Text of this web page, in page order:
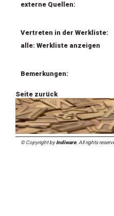
externe Quellen:
Vertreten in der Werkliste:
alle: Werkliste anzeigen
Bemerkungen:
Seite zurück
© Copyright byIndiware. All rights